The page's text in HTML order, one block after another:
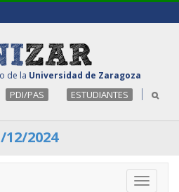
de la Universidad de Zaragoza
PDI/PAS ESTUDIANTES
12/2024
Toggle